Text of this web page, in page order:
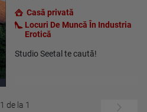
Casă privată
Locuri De Muncă În Industria
Erotică
Studio Seetal te caută!
1 de la 1